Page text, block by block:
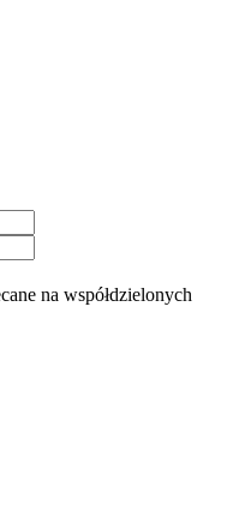
na współdzielonych